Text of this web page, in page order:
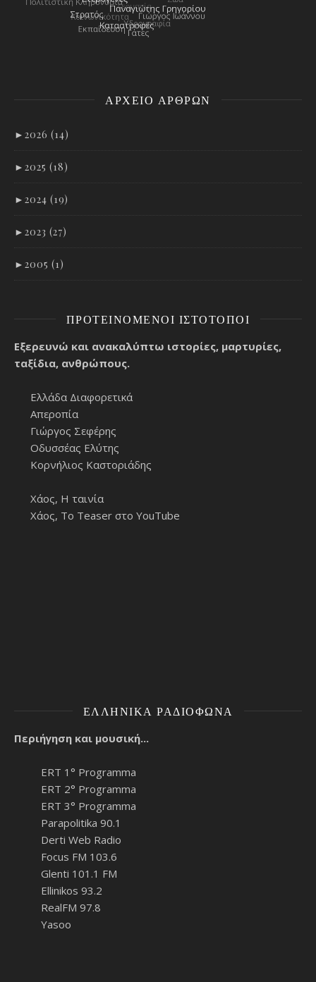
ΑΡΧΕΊΟ ΑΡΘΡΩΝ
► 2026 (14)
► 2025 (18)
► 2024 (19)
► 2023 (27)
► 2005 (1)
ΠΡΟΤΕΙΝΌΜΕΝΟΙ ΙΣΤΌΤΟΠΟΙ
Εξερευνώ και ανακαλύπτω ιστορίες, μαρτυρίες,
ταξίδια, ανθρώπους.
Ελλάδα Διαφορετικά
Απεροπία
Γιώργος Σεφέρης
Οδυσσέας Ελύτης
Κορνήλιος Καστοριάδης
Χάος, Η ταινία
Χάος, Το Teaser στο YouTube
ΕΛΛΗΝΙΚΆ ΡΑΔΙΌΦΩΝΑ
Περιήγηση και μουσική...
ERT 1° Programma
ERT 2° Programma
ERT 3° Programma
Parapolitika 90.1
Derti Web Radio
Focus FM 103.6
Glenti 101.1 FM
Ellinikos 93.2
RealFM 97.8
Yasoo